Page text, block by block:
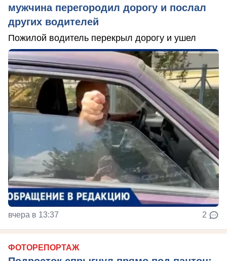
мужчина перегородил дорогу и послал
других водителей
Пожилой водитель перекрыл дорогу и ушел
вчера в 13:37 2
ФОТОРЕПОРТАЖ